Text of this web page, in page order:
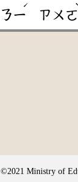
ㄋㄧ
ˊ
ㄗㄨㄛ
©2021 Ministry of